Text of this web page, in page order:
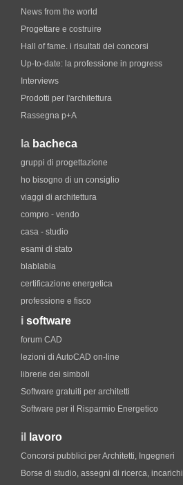
News from the world
Progettare e costruire
Hall of fame. i risultati dei concorsi
Up-to-date: la professione in progress
Interviews
Prodotti per l'architettura
Rassegna p+A
la bacheca
gruppi di progettazione
ho bisogno di un consiglio
viaggi di architettura
compro - vendo
casa - studio
esami di stato
blablabla
certificazione energetica
professione e fisco
i software
forum CAD
lezioni di AutoCAD on-line
librerie dei simboli
Software gratuiti per architetti
Software per il Risparmio Energetico
il lavoro
Concorsi pubblici per Architetti, Ingegneri
Borse di studio, assegni di ricerca, incarichi